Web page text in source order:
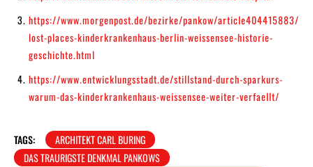
https://www.morgenpost.de/bezirke/pankow/article404415883/
lost-places-kinderkrankenhaus-berlin-weissensee-historie-
geschichte.html
https://www.entwicklungsstadt.de/stillstand-durch-sparkurs-
warum-das-kinderkrankenhaus-weissensee-weiter-verfaellt/
TAGS:
ARCHITEKT CARL BURING
DAS TRAURIGSTE DENKMAL PANKOWS